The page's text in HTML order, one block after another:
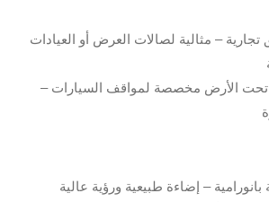
– مثالية لصالات العرض أو العيادات
الأرض مخصصة لمواقف السيارات –
– إضاءة طبيعية ورؤية عالية